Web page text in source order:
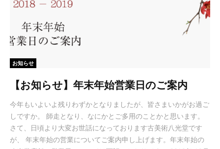
お知らせ
【お知らせ】年末年始営業日のご案内
今年もいよいよ残りわずかとなりましたが、皆さまいかがお過ご
しですか。 師走となり、なにかとご多用のことかと思います。
さて、日頃より大変お世話になっております古美術八光堂です
が、 年末年始の営業についてご案内申し上げます。年末年始の